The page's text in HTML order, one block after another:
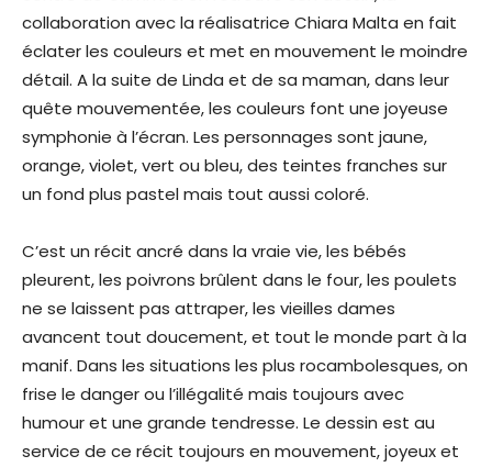
collaboration avec la réalisatrice Chiara Malta en fait
éclater les couleurs et met en mouvement le moindre
détail. A la suite de Linda et de sa maman, dans leur
quête mouvementée, les couleurs font une joyeuse
symphonie à l’écran. Les personnages sont jaune,
orange, violet, vert ou bleu, des teintes franches sur
un fond plus pastel mais tout aussi coloré.
C’est un récit ancré dans la vraie vie, les bébés
pleurent, les poivrons brûlent dans le four, les poulets
ne se laissent pas attraper, les vieilles dames
avancent tout doucement, et tout le monde part à la
manif. Dans les situations les plus rocambolesques, on
frise le danger ou l’illégalité mais toujours avec
humour et une grande tendresse. Le dessin est au
service de ce récit toujours en mouvement, joyeux et